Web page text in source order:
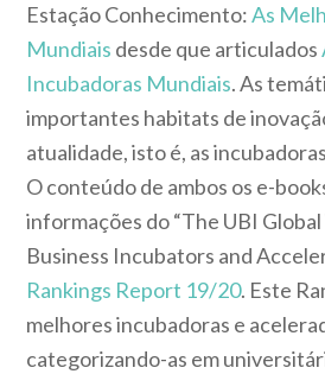
Estação Conhecimento:As
Mundiais desde que articulados
Incubadoras Mundiais. As
importantes habitats de
atualidade, isto é, as
O conteúdo de ambos os e-
informações do “The UBI
Business Incubators and
Rankings Report 19/20. Este
melhores incubadoras e
categorizando-as em